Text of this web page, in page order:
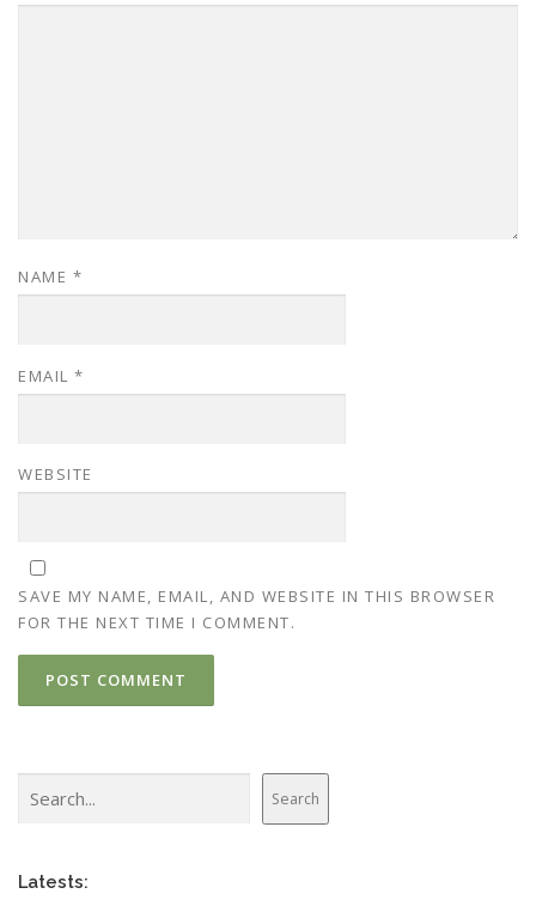
NAME *
EMAIL *
WEBSITE
SAVE MY NAME, EMAIL, AND WEBSITE IN THIS BROWSER
FOR THE NEXT TIME I COMMENT.
Search
Latests: